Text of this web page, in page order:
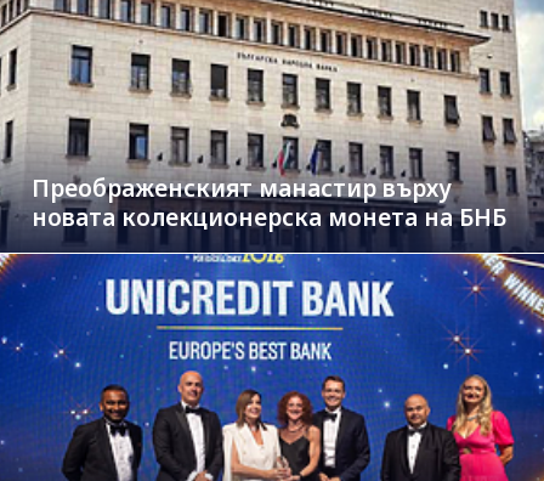
Преображенският манастир върху
новата колекционерска монета на БНБ